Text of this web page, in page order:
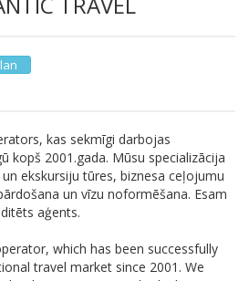
kas sekmīgi darbojas
kopš 2001.gada. Mūsu specializācija
ekskursiju tūres, biznesa ceļojumu
un vīzu noformēšana. Esam
aģents.
which has been successfully
travel market since 2001. We